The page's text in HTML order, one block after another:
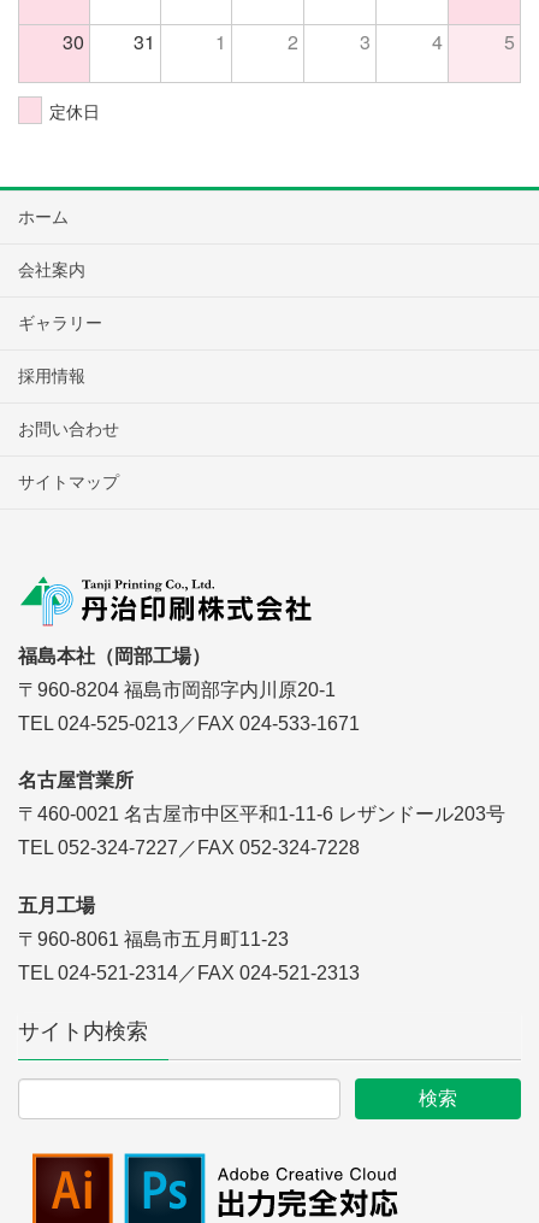
30 31 1 2 3 4 5
定休日
ホーム
会社案内
ギャラリー
採用情報
お問い合わせ
サイトマップ
福島本社（岡部工場）
〒960-8204 福島市岡部字内川原20-1
TEL 024-525-0213／FAX 024-533-1671
名古屋営業所
〒460-0021 名古屋市中区平和1-11-6 レザンドール203号
TEL 052-324-7227／FAX 052-324-7228
五月工場
〒960-8061 福島市五月町11-23
TEL 024-521-2314／FAX 024-521-2313
サイト内検索